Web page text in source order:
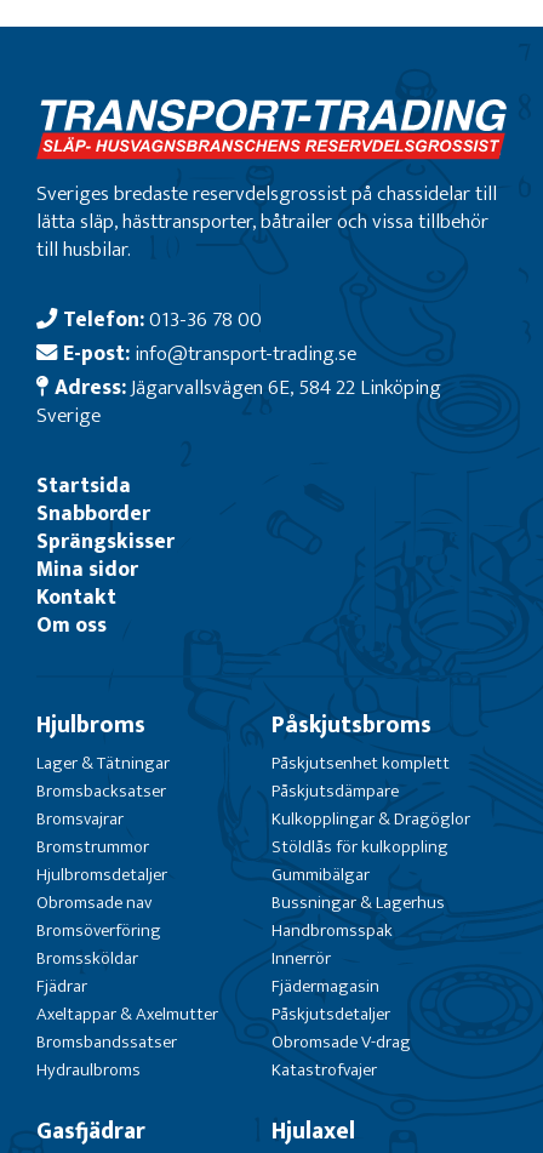
Sveriges bredaste reservdelsgrossist på chassidelar till
lätta släp, hästtransporter, båtrailer och vissa tillbehör
till husbilar.
Telefon:013-36 78 00
E-post:info@transport-trading.se
Adress:Jägarvallsvägen 6E, 584 22 Linköping
Sverige
Startsida
Snabborder
Sprängskisser
Mina sidor
Kontakt
Om oss
Hjulbroms
Lager & Tätningar
Bromsbacksatser
Bromsvajrar
Bromstrummor
Hjulbromsdetaljer
Obromsade nav
Bromsöverföring
Bromssköldar
Fjädrar
Axeltappar & Axelmutter
Bromsbandssatser
Hydraulbroms
Påskjutsbroms
Påskjutsenhet komplett
Påskjutsdämpare
Kulkopplingar & Dragöglor
Stöldlås för kulkoppling
Gummibälgar
Bussningar & Lagerhus
Handbromsspak
Innerrör
Fjädermagasin
Påskjutsdetaljer
Obromsade V-drag
Katastrofvajer
Gasfjädrar Hjulaxel